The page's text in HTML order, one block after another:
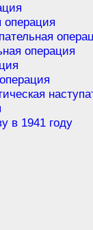
операция
операция
в 1941 году